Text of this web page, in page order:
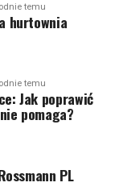
temu
hurtownia
temu
Jak poprawić
pomaga?
PL